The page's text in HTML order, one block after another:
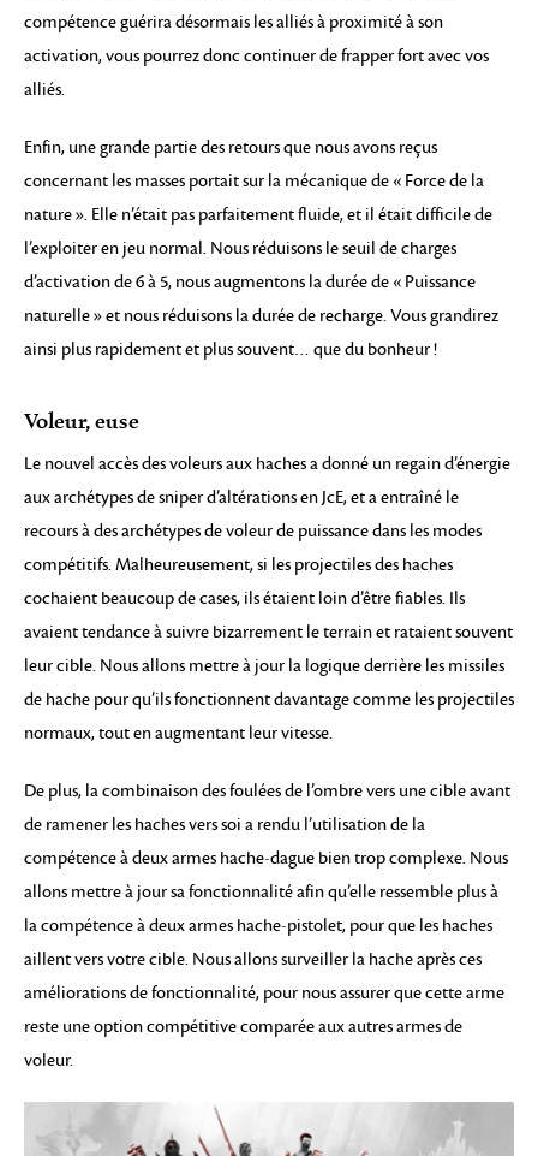
compétence guérira désormais les alliés à proximité à son
activation, vous pourrez donc continuer de frapper fort avec vos
alliés.
Enfin, une grande partie des retours que nous avons reçus
concernant les masses portait sur la mécanique de « Force de la
nature ». Elle n’était pas parfaitement fluide, et il était difficile de
l’exploiter en jeu normal. Nous réduisons le seuil de charges
d’activation de 6 à 5, nous augmentons la durée de « Puissance
naturelle » et nous réduisons la durée de recharge. Vous grandirez
ainsi plus rapidement et plus souvent… que du bonheur !
Voleur, euse
Le nouvel accès des voleurs aux haches a donné un regain d’énergie
aux archétypes de sniper d’altérations en JcE, et a entraîné le
recours à des archétypes de voleur de puissance dans les modes
compétitifs. Malheureusement, si les projectiles des haches
cochaient beaucoup de cases, ils étaient loin d’être fiables. Ils
avaient tendance à suivre bizarrement le terrain et rataient souvent
leur cible. Nous allons mettre à jour la logique derrière les missiles
de hache pour qu’ils fonctionnent davantage comme les projectiles
normaux, tout en augmentant leur vitesse.
De plus, la combinaison des foulées de l’ombre vers une cible avant
de ramener les haches vers soi a rendu l’utilisation de la
compétence à deux armes hache-dague bien trop complexe. Nous
allons mettre à jour sa fonctionnalité afin qu’elle ressemble plus à
la compétence à deux armes hache-pistolet, pour que les haches
aillent vers votre cible. Nous allons surveiller la hache après ces
améliorations de fonctionnalité, pour nous assurer que cette arme
reste une option compétitive comparée aux autres armes de
voleur.